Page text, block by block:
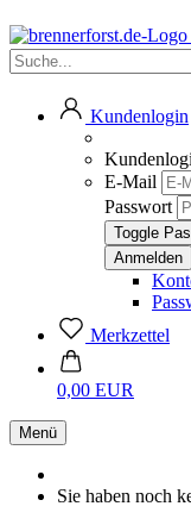
Kundenlogin
E-Mail
Passwort
Toggle
Merkzettel
0,00 EUR
Menü
Sie haben noch